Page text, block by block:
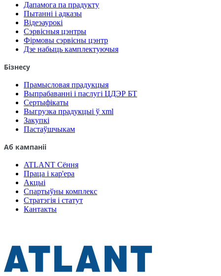
Дапамога па прадукту
Пытанні і адказы
Відеэаурокі
Сэрвісныя цэнтры
Фірмовы сэрвісны цэнтр
Дзе набыць камплектуючыя
Бізнесу
Прамысловая прадукцыя
Выпрабаванні і паслугі ЦДЭР БТ
Сертыфікаты
Выгрузка прадукцыі ў xml
Закупкі
Пастаўшчыкам
Аб кампаніі
ATLANT Сёння
Праца і кар'ера
Акцыі
Спартыўны комплекс
Стратэгія і статут
Кантакты